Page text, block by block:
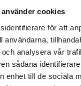
cookies
för att
användarna,
analysera vår
sådana
enhet till de sociala